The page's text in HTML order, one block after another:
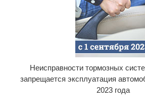
Неисправности тормозных
запрещается эксплуатация
2023 года